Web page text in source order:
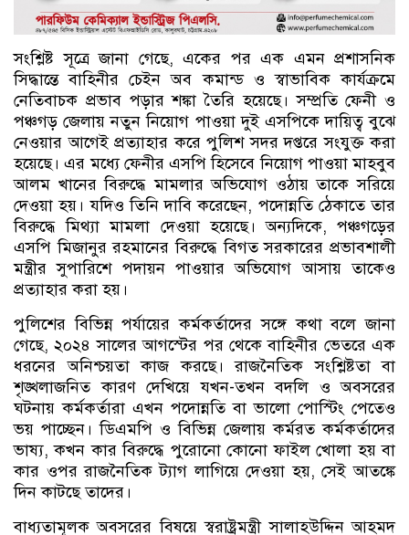
সংশ্লিষ্ট সূত্রে জানা গেছে, একের পর এক এমন প্রশাসনিক
সিদ্ধান্তে বাহিনীর চেইন অব কমান্ড ও স্বাভাবিক কার্যক্রমে
নেতিবাচক প্রভাব পড়ার শঙ্কা তৈরি হয়েছে। সম্প্রতি ফেনী ও
পঞ্চগড় জেলায় নতুন নিয়োগ পাওয়া দুই এসপিকে দায়িত্ব বুঝে
নেওয়ার আগেই প্রত্যাহার করে পুলিশ সদর দপ্তরে সংযুক্ত করা
হয়েছে। এর মধ্যে ফেনীর এসপি হিসেবে নিয়োগ পাওয়া মাহবুব
আলম খানের বিরুদ্ধে মামলার অভিযোগ ওঠায় তাকে সরিয়ে
দেওয়া হয়। যদিও তিনি দাবি করেছেন, পদোন্নতি ঠেকাতে তার
বিরুদ্ধে মিথ্যা মামলা দেওয়া হয়েছে। অন্যদিকে, পঞ্চগড়ের
এসপি মিজানুর রহমানের বিরুদ্ধে বিগত সরকারের প্রভাবশালী
মন্ত্রীর সুপারিশে পদায়ন পাওয়ার অভিযোগ আসায় তাকেও
প্রত্যাহার করা হয়।
পুলিশের বিভিন্ন পর্যায়ের কর্মকর্তাদের সঙ্গে কথা বলে জানা
গেছে, ২০২৪ সালের আগস্টের পর থেকে বাহিনীর ভেতরে এক
ধরনের অনিশ্চয়তা কাজ করছে। রাজনৈতিক সংশ্লিষ্টতা বা
শৃঙ্খলাজনিত কারণ দেখিয়ে যখন-তখন বদলি ও অবসরের
ঘটনায় কর্মকর্তারা এখন পদোন্নতি বা ভালো পোস্টিং পেতেও
ভয় পাচ্ছেন। ডিএমপি ও বিভিন্ন জেলায় কর্মরত কর্মকর্তাদের
ভাষ্য, কখন কার বিরুদ্ধে পুরোনো কোনো ফাইল খোলা হয় বা
কার ওপর রাজনৈতিক ট্যাগ লাগিয়ে দেওয়া হয়, সেই আতঙ্কে
দিন কাটছে তাদের।
বাধ্যতামূলক অবসরের বিষয়ে স্বরাষ্ট্রমন্ত্রী সালাহউদ্দিন আহমদ